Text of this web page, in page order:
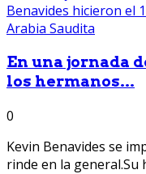
En una jornada
los hermanos...
0
Kevin Benavides se
rinde en la general.Su